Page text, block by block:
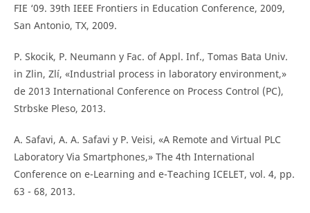
FIE ‘09. 39th IEEE Frontiers in Education Conference, 2009,
San Antonio, TX, 2009.
P. Skocik, P. Neumann y Fac. of Appl. Inf., Tomas Bata Univ.
in Zlin, Zlí, «Industrial process in laboratory environment,»
de 2013 International Conference on Process Control (PC),
Strbske Pleso, 2013.
A. Safavi, A. A. Safavi y P. Veisi, «A Remote and Virtual PLC
Laboratory Via Smartphones,» The 4th International
Conference on e-Learning and e-Teaching ICELET, vol. 4, pp.
63 - 68, 2013.